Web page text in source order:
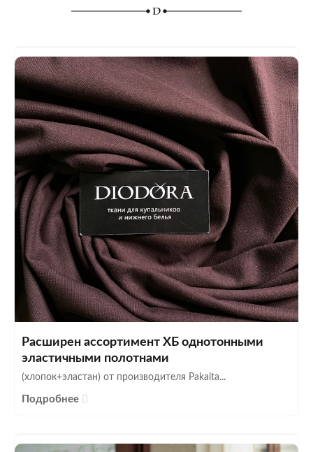
Расширен ассортимент ХБ однотонными
эластичными полотнами
(хлопок+эластан) от производителя Pakaita...
Подробнее